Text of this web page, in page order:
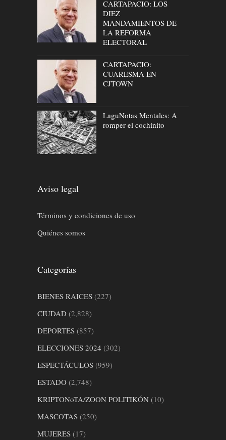
CARTAPACIO: LOS
DIEZ
MANDAMIENTOS DE
LA REFORMA
ELECTORAL
CARTAPACIO:
CUARESMA EN
CJTOWN
LaguNotas Mentales: A
romper el cochinito
Aviso legal
Términos y condiciones de uso
Quiénes somos
Categorías
BIENES RAICES (227)
CIUDAD (2,828)
DEPORTES (857)
ELECCIONES 2024 (302)
ESPECTÁCULOS (959)
ESTADO (2,748)
KRIPTONoTA/ZOON POLITIKÓN (10)
MASCOTAS (250)
MUJERES (17)